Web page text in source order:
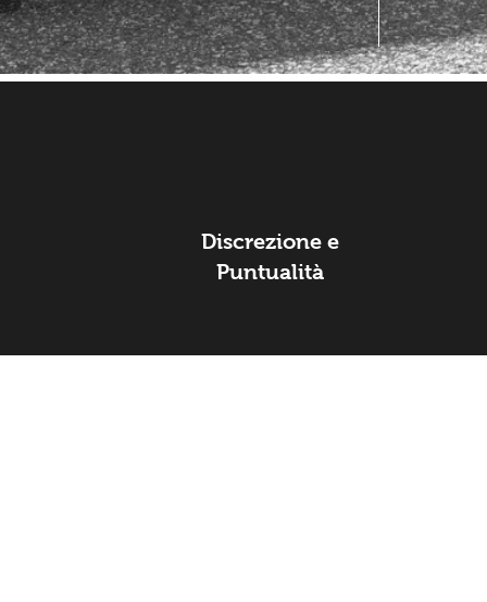
Discrezione e
Puntualità